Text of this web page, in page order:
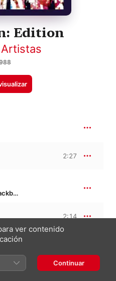
Edition
2:27
Le merle noir, I/ 37 · “The Blackbird”
2:14
ver contenido
Continuar